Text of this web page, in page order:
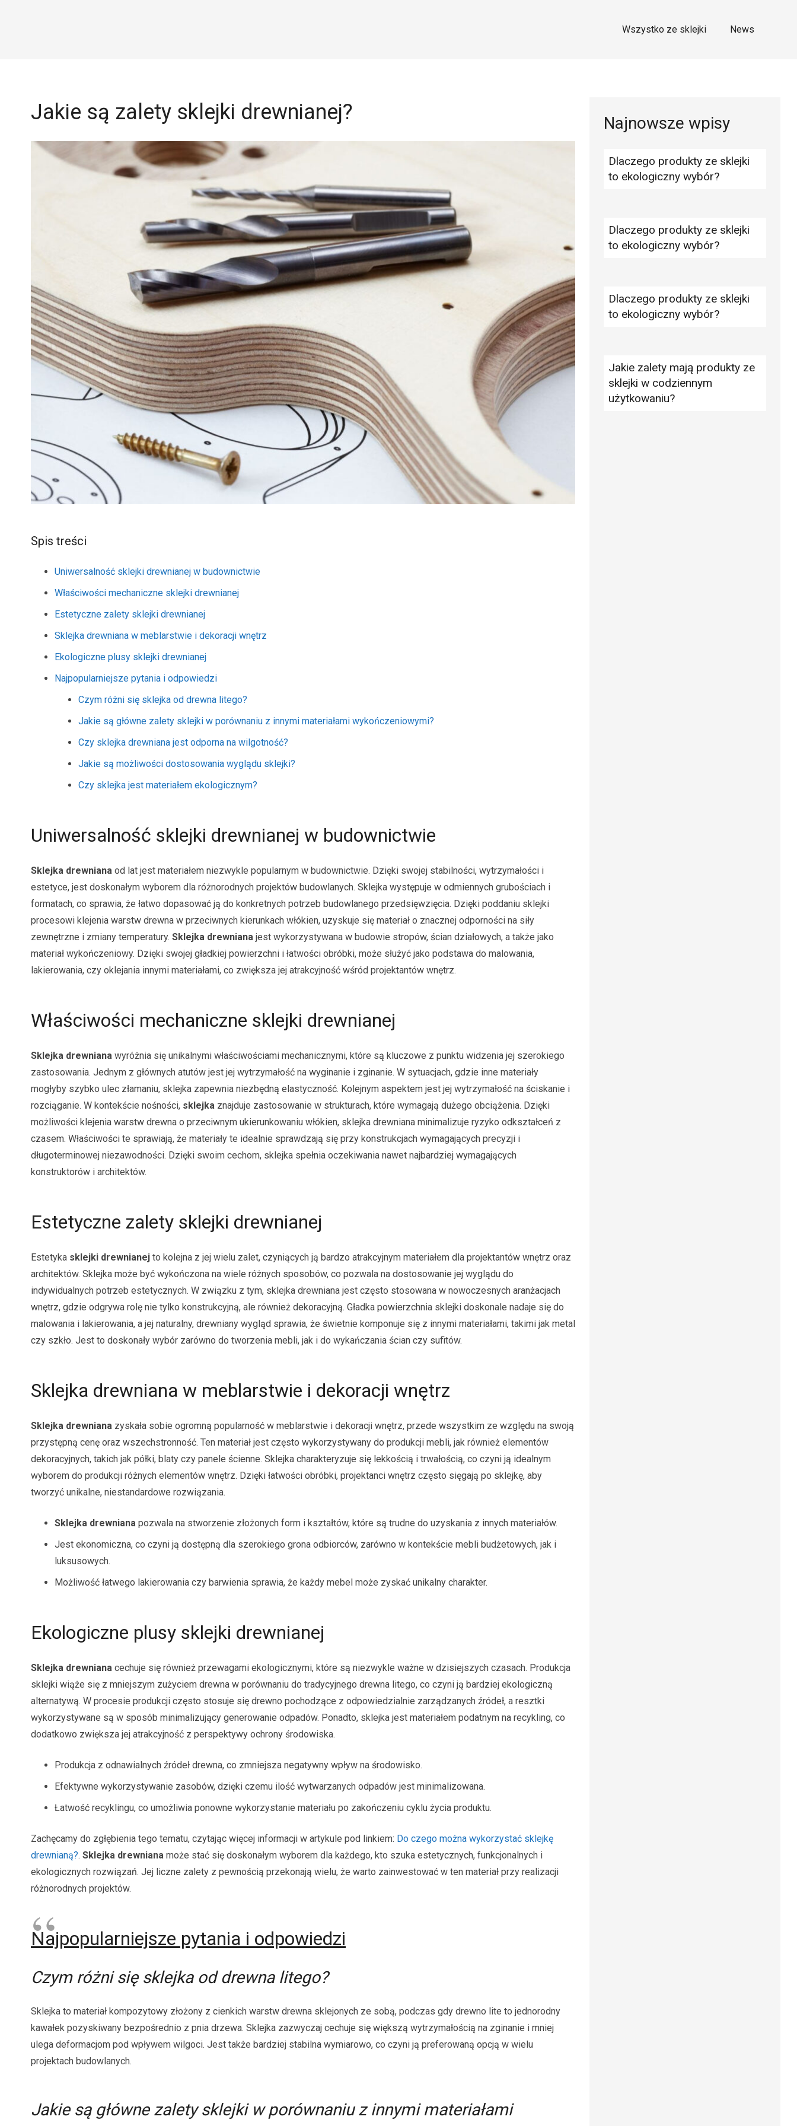
Wszystko ze sklejki News
Jakie są zalety sklejki drewnianej?
Spis treści
Uniwersalność sklejki drewnianej w budownictwie
Właściwości mechaniczne sklejki drewnianej
Estetyczne zalety sklejki drewnianej
Sklejka drewniana w meblarstwie i dekoracji wnętrz
Ekologiczne plusy sklejki drewnianej
Najpopularniejsze pytania i odpowiedzi
Czym różni się sklejka od drewna litego?
Jakie są główne zalety sklejki w porównaniu z innymi materiałami wykończeniowymi?
Czy sklejka drewniana jest odporna na wilgotność?
Jakie są możliwości dostosowania wyglądu sklejki?
Czy sklejka jest materiałem ekologicznym?
Uniwersalność sklejki drewnianej w budownictwie
Sklejka drewniana od lat jest materiałem niezwykle popularnym w budownictwie. Dzięki swojej stabilności, wytrzymałości i
estetyce, jest doskonałym wyborem dla różnorodnych projektów budowlanych. Sklejka występuje w odmiennych grubościach i
formatach, co sprawia, że łatwo dopasować ją do konkretnych potrzeb budowlanego przedsięwzięcia. Dzięki poddaniu sklejki
procesowi klejenia warstw drewna w przeciwnych kierunkach włókien, uzyskuje się materiał o znacznej odporności na siły
zewnętrzne i zmiany temperatury. Sklejka drewniana jest wykorzystywana w budowie stropów, ścian działowych, a także jako
materiał wykończeniowy. Dzięki swojej gładkiej powierzchni i łatwości obróbki, może służyć jako podstawa do malowania,
lakierowania, czy oklejania innymi materiałami, co zwiększa jej atrakcyjność wśród projektantów wnętrz.
Właściwości mechaniczne sklejki drewnianej
Sklejka drewniana wyróżnia się unikalnymi właściwościami mechanicznymi, które są kluczowe z punktu widzenia jej szerokiego
zastosowania. Jednym z głównych atutów jest jej wytrzymałość na wyginanie i zginanie. W sytuacjach, gdzie inne materiały
mogłyby szybko ulec złamaniu, sklejka zapewnia niezbędną elastyczność. Kolejnym aspektem jest jej wytrzymałość na ściskanie i
rozciąganie. W kontekście nośności, sklejka znajduje zastosowanie w strukturach, które wymagają dużego obciążenia. Dzięki
możliwości klejenia warstw drewna o przeciwnym ukierunkowaniu włókien, sklejka drewniana minimalizuje ryzyko odkształceń z
czasem. Właściwości te sprawiają, że materiały te idealnie sprawdzają się przy konstrukcjach wymagających precyzji i
długoterminowej niezawodności. Dzięki swoim cechom, sklejka spełnia oczekiwania nawet najbardziej wymagających
konstruktorów i architektów.
Estetyczne zalety sklejki drewnianej
Estetyka sklejki drewnianej to kolejna z jej wielu zalet, czyniących ją bardzo atrakcyjnym materiałem dla projektantów wnętrz oraz
architektów. Sklejka może być wykończona na wiele różnych sposobów, co pozwala na dostosowanie jej wyglądu do
indywidualnych potrzeb estetycznych. W związku z tym, sklejka drewniana jest często stosowana w nowoczesnych aranżacjach
wnętrz, gdzie odgrywa rolę nie tylko konstrukcyjną, ale również dekoracyjną. Gładka powierzchnia sklejki doskonale nadaje się do
malowania i lakierowania, a jej naturalny, drewniany wygląd sprawia, że świetnie komponuje się z innymi materiałami, takimi jak metal
czy szkło. Jest to doskonały wybór zarówno do tworzenia mebli, jak i do wykańczania ścian czy sufitów.
Sklejka drewniana w meblarstwie i dekoracji wnętrz
Sklejka drewniana zyskała sobie ogromną popularność w meblarstwie i dekoracji wnętrz, przede wszystkim ze względu na swoją
przystępną cenę oraz wszechstronność. Ten materiał jest często wykorzystywany do produkcji mebli, jak również elementów
dekoracyjnych, takich jak półki, blaty czy panele ścienne. Sklejka charakteryzuje się lekkością i trwałością, co czyni ją idealnym
wyborem do produkcji różnych elementów wnętrz. Dzięki łatwości obróbki, projektanci wnętrz często sięgają po sklejkę, aby
tworzyć unikalne, niestandardowe rozwiązania.
Sklejka drewniana pozwala na stworzenie złożonych form i kształtów, które są trudne do uzyskania z innych materiałów.
Jest ekonomiczna, co czyni ją dostępną dla szerokiego grona odbiorców, zarówno w kontekście mebli budżetowych, jak i
luksusowych.
Możliwość łatwego lakierowania czy barwienia sprawia, że każdy mebel może zyskać unikalny charakter.
Ekologiczne plusy sklejki drewnianej
Sklejka drewniana cechuje się również przewagami ekologicznymi, które są niezwykle ważne w dzisiejszych czasach. Produkcja
sklejki wiąże się z mniejszym zużyciem drewna w porównaniu do tradycyjnego drewna litego, co czyni ją bardziej ekologiczną
alternatywą. W procesie produkcji często stosuje się drewno pochodzące z odpowiedzialnie zarządzanych źródeł, a resztki
wykorzystywane są w sposób minimalizujący generowanie odpadów. Ponadto, sklejka jest materiałem podatnym na recykling, co
dodatkowo zwiększa jej atrakcyjność z perspektywy ochrony środowiska.
Produkcja z odnawialnych źródeł drewna, co zmniejsza negatywny wpływ na środowisko.
Efektywne wykorzystywanie zasobów, dzięki czemu ilość wytwarzanych odpadów jest minimalizowana.
Łatwość recyklingu, co umożliwia ponowne wykorzystanie materiału po zakończeniu cyklu życia produktu.
Zachęcamy do zgłębienia tego tematu, czytając więcej informacji w artykule pod linkiem: Do czego można wykorzystać sklejkę
drewnianą?. Sklejka drewniana może stać się doskonałym wyborem dla każdego, kto szuka estetycznych, funkcjonalnych i
ekologicznych rozwiązań. Jej liczne zalety z pewnością przekonają wielu, że warto zainwestować w ten materiał przy realizacji
różnorodnych projektów.
Najpopularniejsze pytania i odpowiedzi
Czym różni się sklejka od drewna litego?
Sklejka to materiał kompozytowy złożony z cienkich warstw drewna sklejonych ze sobą, podczas gdy drewno lite to jednorodny
kawałek pozyskiwany bezpośrednio z pnia drzewa. Sklejka zazwyczaj cechuje się większą wytrzymałością na zginanie i mniej
ulega deformacjom pod wpływem wilgoci. Jest także bardziej stabilna wymiarowo, co czyni ją preferowaną opcją w wielu
projektach budowlanych.
Jakie są główne zalety sklejki w porównaniu z innymi materiałami
Najnowsze wpisy
Dlaczego produkty ze sklejki
to ekologiczny wybór?
Dlaczego produkty ze sklejki
to ekologiczny wybór?
Dlaczego produkty ze sklejki
to ekologiczny wybór?
Jakie zalety mają produkty ze
sklejki w codziennym
użytkowaniu?